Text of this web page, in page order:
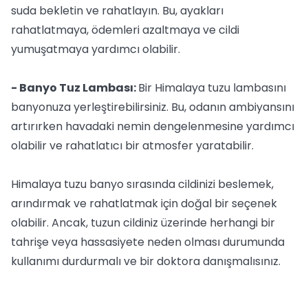
suda bekletin ve rahatlayın. Bu, ayakları
rahatlatmaya, ödemleri azaltmaya ve cildi
yumuşatmaya yardımcı olabilir.
- Banyo Tuz Lambası:Bir Himalaya tuzu lambasını
banyonuza yerleştirebilirsiniz. Bu, odanın ambiyansını
artırırken havadaki nemin dengelenmesine yardımcı
olabilir ve rahatlatıcı bir atmosfer yaratabilir.
Himalaya tuzu banyo sırasında cildinizi beslemek,
arındırmak ve rahatlatmak için doğal bir seçenek
olabilir. Ancak, tuzun cildiniz üzerinde herhangi bir
tahrişe veya hassasiyete neden olması durumunda
kullanımı durdurmalı ve bir doktora danışmalısınız.